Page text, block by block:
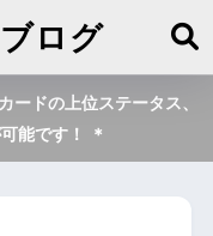
ログ
ードの上位ステータス、
能です！ ＊